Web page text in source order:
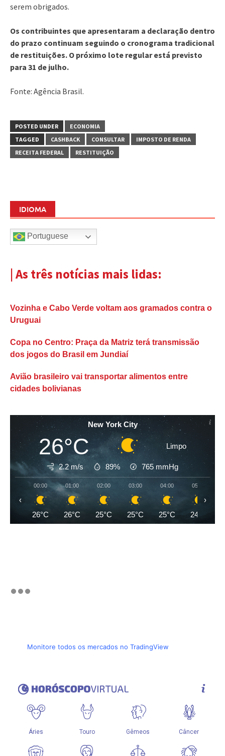
serem obrigados.
Os contribuintes que apresentaram a declaração dentro
do prazo continuam seguindo o cronograma tradicional
de restituições. O próximo lote regular está previsto
para 31 de julho.
Fonte: Agência Brasil.
POSTED UNDER
ECONOMIA
TAGGED
CASHBACK CONSULTAR
IMPOSTO DE RENDA
RECEITA FEDERAL
RESTITUIÇÃO
IDIOMA
Portuguese
| As três notícias mais lidas:
Vozinha e Cabo Verde voltam aos gramados contra o
Uruguai
Copa no Centro: Praça da Matriz terá transmissão
dos jogos do Brasil em Jundiaí
Avião brasileiro vai transportar alimentos entre
cidades bolivianas
New York City
26°C Limpo
2.2 m/s 89% 765 mmHg
00:00
26°C
01:00
26°C
02:00
25°C
03:00
25°C
04:00
25°C
05:00
24°C
‹ ›
Monitore todos os mercados no TradingView